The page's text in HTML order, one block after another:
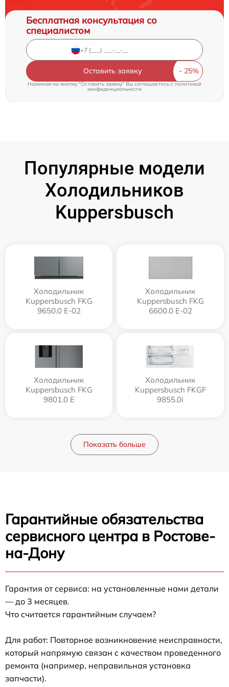
Бесплатная консультация со
специалистом
Оставить заявку
Нажимая на кнопку "Оставить заявку" Вы соглашаетесь c политикой
конфиденциальности
Популярные модели
Холодильников
Kuppersbusch
Холодильник
Kuppersbusch FKG
9650.0 E-02
Холодильник
Kuppersbusch FKG
6600.0 E-02
Холодильник
Kuppersbusch FKG
9801.0 E
Холодильник
Kuppersbusch FKGF
9855.0i
Показать больше
Гарантийные обязательства
сервисного центра в Ростове-
на-Дону
Гарантия от сервиса: на установленные нами детали
— до 3 месяцев.
Что считается гарантийным случаем?
Для работ: Повторное возникновение неисправности,
который напрямую связан с качеством проведенного
ремонта (например, неправильная установка
запчасти).